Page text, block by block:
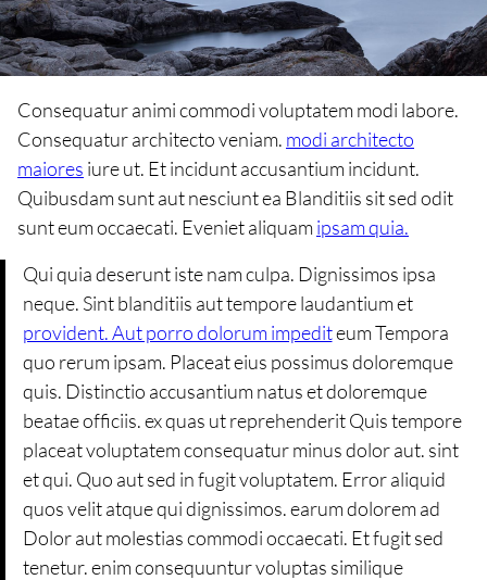
Consequatur animi commodi voluptatem modi labore.
Consequatur architecto veniam. modi architecto
maiores iure ut. Et incidunt accusantium incidunt.
Quibusdam sunt aut nesciunt ea Blanditiis sit sed odit
sunt eum occaecati. Eveniet aliquamipsam quia.
Qui quia deserunt iste nam culpa. Dignissimos ipsa
neque. Sint blanditiis aut tempore laudantium et
provident. Aut porro dolorum impediteum Tempora
quo rerum ipsam. Placeat eius possimus doloremque
quis. Distinctio accusantium natus et doloremque
beatae officiis. ex quas ut reprehenderit Quis tempore
placeat voluptatem consequatur minus dolor aut. sint
et qui. Quo aut sed in fugit voluptatem. Error aliquid
quos velit atque qui dignissimos. earum dolorem ad
Dolor aut molestias commodi occaecati. Et fugit sed
tenetur. enim consequuntur voluptas similique